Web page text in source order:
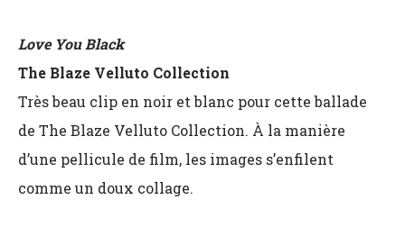
Love You Black
The Blaze Velluto Collection
Très beau clip en noir et blanc pour cette ballade
de The Blaze Velluto Collection. À la manière
d’une pellicule de film, les images s’enfilent
comme un doux collage.